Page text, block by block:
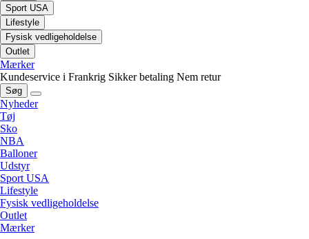
Sport USA
Lifestyle
Fysisk vedligeholdelse
Outlet
Mærker
Kundeservice i Frankrig Sikker betaling Nem retur
Søg
Nyheder
Tøj
Sko
NBA
Balloner
Udstyr
Sport USA
Lifestyle
Fysisk vedligeholdelse
Outlet
Mærker